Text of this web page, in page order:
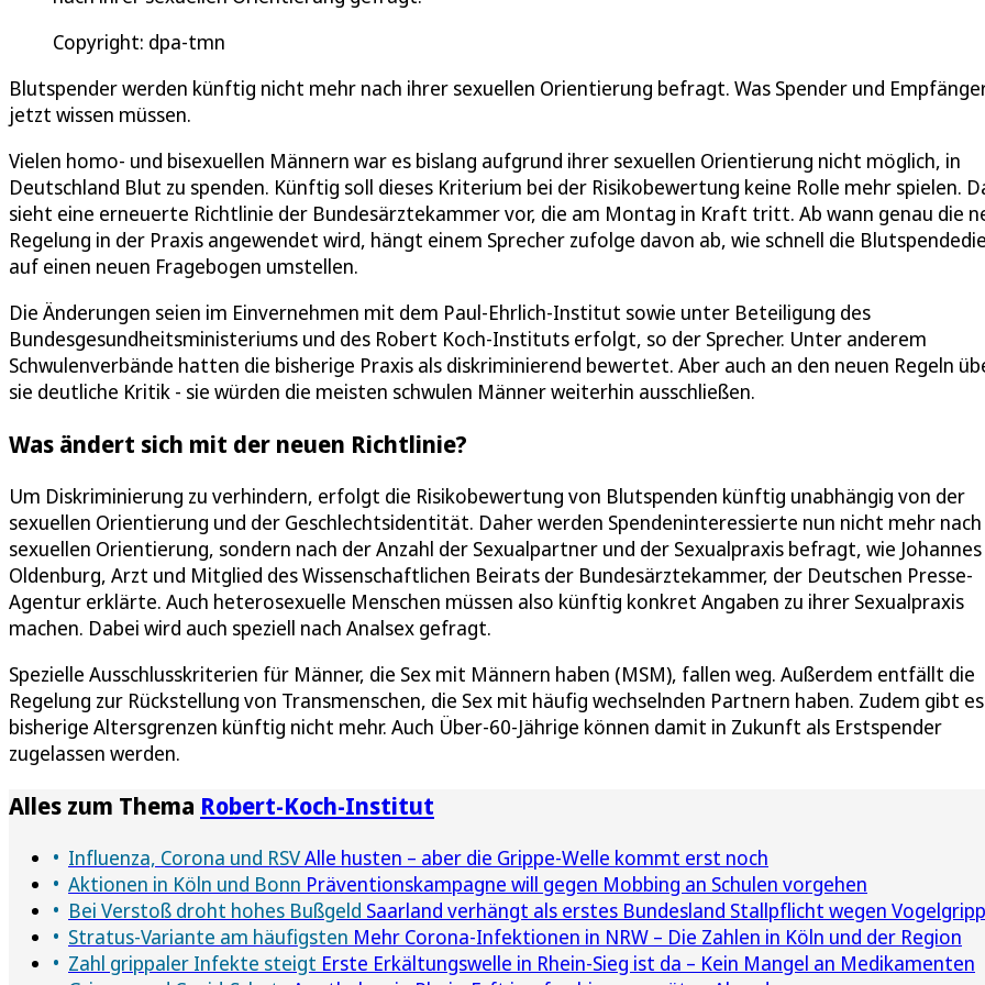
Copyright: dpa-tmn
Blutspender werden künftig nicht mehr nach ihrer sexuellen Orientierung befragt. Was Spender und
jetzt wissen müssen.
Vielen homo- und bisexuellen Männern war es bislang aufgrund ihrer sexuellen Orientierung nicht möglich, in
Deutschland Blut zu spenden. Künftig soll dieses Kriterium bei der Risikobewertung keine Rolle mehr spielen.
sieht eine erneuerte Richtlinie der Bundesärztekammer vor, die am Montag in Kraft tritt. Ab wann genau die
Regelung in der Praxis angewendet wird, hängt einem Sprecher zufolge davon ab, wie schnell die
auf einen neuen Fragebogen umstellen.
Die Änderungen seien im Einvernehmen mit dem Paul-Ehrlich-Institut sowie unter Beteiligung des
Bundesgesundheitsministeriums und des Robert Koch-Instituts erfolgt, so der Sprecher. Unter anderem
Schwulenverbände hatten die bisherige Praxis als diskriminierend bewertet. Aber auch an den neuen Regeln
sie deutliche Kritik - sie würden die meisten schwulen Männer weiterhin ausschließen.
Was ändert sich mit der neuen Richtlinie?
Um Diskriminierung zu verhindern, erfolgt die Risikobewertung von Blutspenden künftig unabhängig von der
sexuellen Orientierung und der Geschlechtsidentität. Daher werden Spendeninteressierte nun nicht mehr
sexuellen Orientierung, sondern nach der Anzahl der Sexualpartner und der Sexualpraxis befragt, wie Johannes
Oldenburg, Arzt und Mitglied des Wissenschaftlichen Beirats der Bundesärztekammer, der Deutschen Presse-
Agentur erklärte. Auch heterosexuelle Menschen müssen also künftig konkret Angaben zu ihrer Sexualpraxis
machen. Dabei wird auch speziell nach Analsex gefragt.
Spezielle Ausschlusskriterien für Männer, die Sex mit Männern haben (MSM), fallen weg. Außerdem entfällt die
Regelung zur Rückstellung von Transmenschen, die Sex mit häufig wechselnden Partnern haben. Zudem gibt es
bisherige Altersgrenzen künftig nicht mehr. Auch Über-60-Jährige können damit in Zukunft als Erstspender
zugelassen werden.
Alles zum Thema Robert-Koch-Institut
Influenza, Corona und RSVAlle husten – aber die Grippe-Welle kommt erst noch
Aktionen in Köln und Bonn Präventionskampagne will gegen Mobbing an Schulen vorgehen
Bei Verstoß droht hohes Bußgeld Saarland verhängt als erstes Bundesland Stallpflicht wegen
Stratus-Variante am häufigsten Mehr Corona-Infektionen in NRW – Die Zahlen in Köln und der Region
Zahl grippaler Infekte steigt Erste Erkältungswelle in Rhein-Sieg ist da – Kein Mangel an Medikamenten